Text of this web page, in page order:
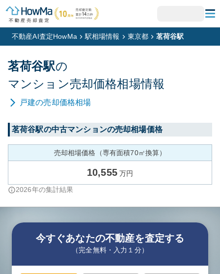
不動産AI査定HowMa 駅相場情報 東京都 茗荷谷駅
茗荷谷駅の
マンション売却価格相場情報
戸建の売却価格相場
茗荷谷駅の中古マンションの売却相場価格
売却相場価格（専有面積70㎡換算）
10,555 万円
2026年の集計結果
今すぐあなたの不動産を査定する
（完全無料・入力１分）